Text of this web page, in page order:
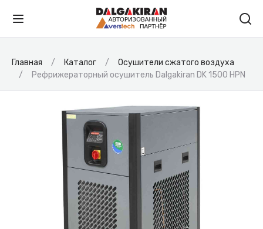
Главная Каталог
Осушители сжатого воздуха
Рефрижераторный осушитель Dalgakiran DK 1500 HPN